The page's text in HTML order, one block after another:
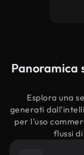
Panoramica
Esplora una
generati
per l'uso
flussi